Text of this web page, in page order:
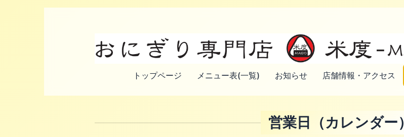
トップページ メニュー表(一覧) お知らせ 店舗情報・アクセス
営業日（カレンダー）